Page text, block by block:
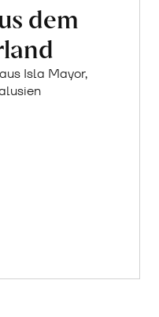
dem
Isla Mayor,